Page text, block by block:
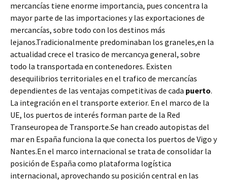
mercancías tiene enorme importancia, pues concentra la
mayor parte de las importaciones y las exportaciones de
mercancías, sobre todo con los destinos más
lejanos.Tradicionalmente predominaban los graneles,en la
actualidad crece el trasico de mercancya general, sobre
todo la transportada en contenedores. Existen
desequilibrios territoriales en el trafico de mercancías
dependientes de las ventajas competitivas de cada puerto.
La integración en el transporte exterior. En el marco de la
UE, los puertos de interés forman parte de la Red
Transeuropea de Transporte.Se han creado autopistas del
mar en España funciona la que conecta los puertos de Vigo y
Nantes.En el marco internacional se trata de consolidar la
posición de España como plataforma logística
internacional, aprovechando su posición central en las